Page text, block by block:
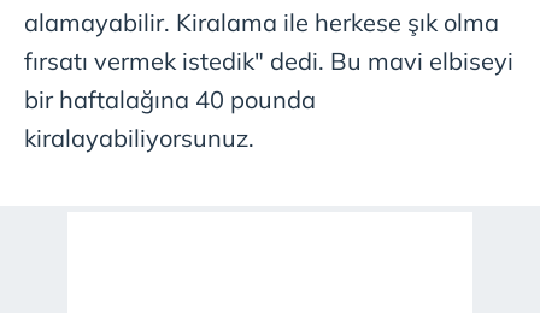
alamayabilir. Kiralama ile herkese şık olma
fırsatı vermek istedik" dedi. Bu mavi elbiseyi
bir haftalağına 40 pounda
kiralayabiliyorsunuz.